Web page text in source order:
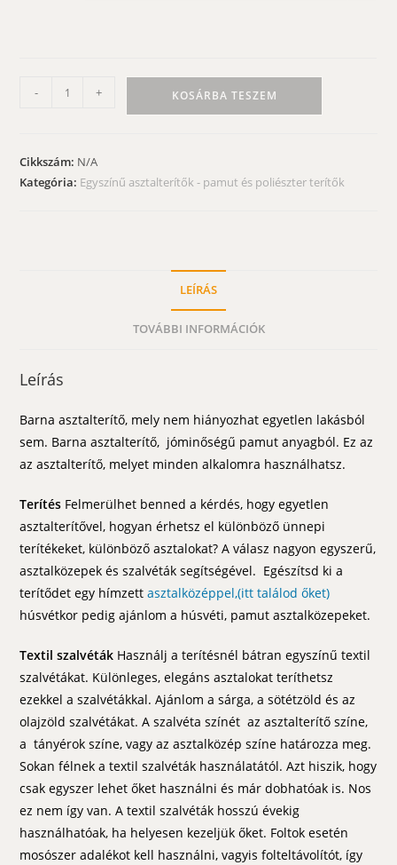
rozsdabarna
pamut
- + KOSÁRBA TESZEM
Cikkszám: N/A
Kategória: Egyszínű asztalterítők - pamut és poliészter terítők
LEÍRÁS
TOVÁBBI INFORMÁCIÓK
Leírás
Barna asztalterítő, mely nem hiányozhat egyetlen lakásból
sem. Barna asztalterítő, jóminőségű pamut anyagból. Ez az
az asztalterítő, melyet minden alkalomra használhatsz.
Terítés Felmerülhet benned a kérdés, hogy egyetlen
asztalterítővel, hogyan érhetsz el különböző ünnepi
terítékeket, különböző asztalokat? A válasz nagyon egyszerű,
asztalközepek és szalvéták segítségével. Egészítsd ki a
terítődet egy hímzettasztalközéppel,(itt találod őket)
húsvétkor pedig ajánlom a húsvéti, pamut asztalközepeket.
Textil szalvéták Használj a terítésnél bátran egyszínű textil
szalvétákat. Különleges, elegáns asztalokat teríthetsz
ezekkel a szalvétákkal. Ajánlom a sárga, a sötétzöld és az
olajzöld szalvétákat. A szalvéta színét az asztalterítő színe,
a tányérok színe, vagy az asztalközép színe határozza meg.
Sokan félnek a textil szalvéták használatától. Azt hiszik, hogy
csak egyszer lehet őket használni és már dobhatóak is. Nos
ez nem így van. A textil szalvéták hosszú évekig
használhatóak, ha helyesen kezeljük őket. Foltok esetén
mosószer adalékot kell használni, vagyis folteltávolítót, így